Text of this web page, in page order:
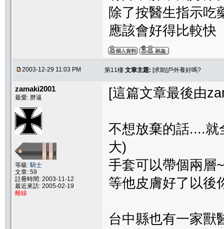
除了按醫生指示吃
應該會好得比較快
2003-12-29 11:03 PM 第11樓 文章主題: [求助]戶外養好嗎?
zamaki2001
最愛: 胖逼
等級:騎士
文章: 59
註冊時間: 2003-11-12
最近來訪: 2005-02-19
離線
[這篇文章最後由
不想放棄的話....就
大)
手套可以帶個兩層
等他皮膚好了以後
台中縣也有一家獸